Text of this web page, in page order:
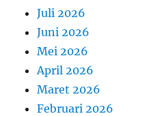
Juli 2026
Juni 2026
Mei 2026
April 2026
Maret 2026
Februari 2026